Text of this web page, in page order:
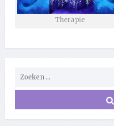
Therapie